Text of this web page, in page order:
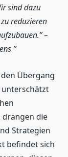
sind dazu
reduzieren
–
Übergang
die
Strategien
befindet sich